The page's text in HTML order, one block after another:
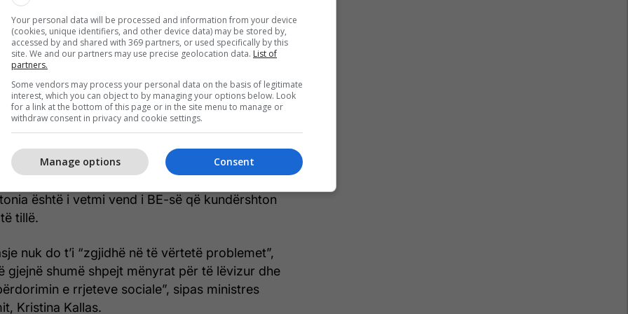
e aksesit do të mbulojnë rrjete sociale si
ose TikTok, por jo, për shembull, WhatsApp, i
prindër për të komunikuar me fëmijët e tyre.
tetë shtete të tjera anëtare janë në faza të
të rrjeteve sociale për fëmijët, ndërsa partia në
ka miratuar gjithashtu një mocion për të
ata nën moshën 14 vjeç.
është i vetmi vend i BE-së që kundërshton
tillë.
nuk do t’i “zgjidhë në të vërtetë problemet”,
gjejnë shumë shpejt mënyrat për të lëvizur dhe
e rrjeteve sociale”, sipas ministres
Kristina Kallas.
Your personal data will be processed and information from your device
(cookies, unique identifiers, and other device data) may be stored by,
accessed by and shared with 369 partners, or used specifically by this
site. We and our partners may use precise geolocation data. List of
partners.
Some vendors may process your personal data on the basis of legitimate
interest, which you can object to by managing your options below. Look
for a link at the bottom of this page or in the site menu to manage or
withdraw consent in privacy and cookie settings.
Consent
Manage options